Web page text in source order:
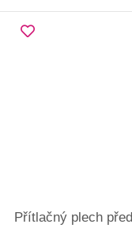
Přítlačný plech